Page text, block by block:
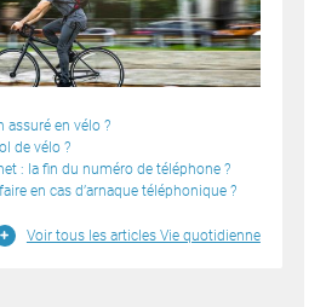
assuré en vélo ?
de vélo ?
: la fin du numéro de téléphone ?
en cas d’arnaque téléphonique ?
Voir tous les articles Vie quotidienne